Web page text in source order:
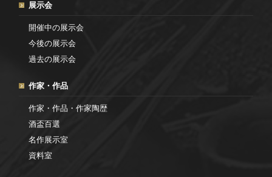
展示会
開催中の展示会
今後の展示会
過去の展示会
作家・作品
作家・作品・作家陶歴
酒盃百選
名作展示室
資料室